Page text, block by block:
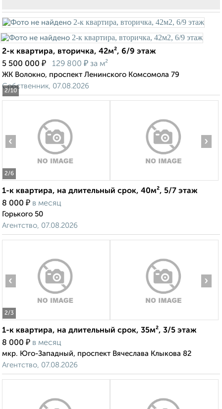
2/10
2-к квартира, вторичка, 42м², 6/9 этаж
5 500 000 ₽ 129 800 ₽ за м²
ЖК Волокно, проспект Ленинского Комсомола 79
Собственник, 07.08.2026
2/6
‹ ›
1-к квартира, на длительный срок, 40м², 5/7 этаж
8 000 ₽ в месяц
Горького 50
Агентство, 07.08.2026
2/3
‹ ›
1-к квартира, на длительный срок, 35м², 3/5 этаж
8 000 ₽ в месяц
мкр. Юго-Западный, проспект Вячеслава Клыкова 82
Агентство, 07.08.2026